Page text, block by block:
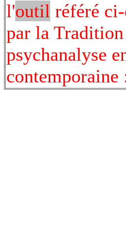
l'outil référé
par la
psychanalyse
contemporaine